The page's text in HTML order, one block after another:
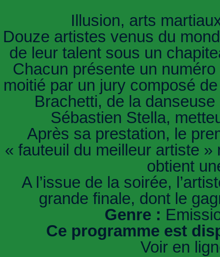
Illusion, arts
Douze artistes venus du
de leur talent sous un
Chacun présente un
moitié par un jury composé
Brachetti, de la
Sébastien Stella,
Après sa prestation, le
« fauteuil du meilleur artiste
obtient
A l’issue de la soirée,
grande finale, dont le
Genre :
Ce programme est
Voir en